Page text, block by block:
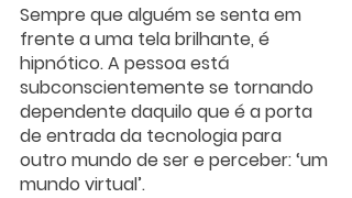
Sempre que alguém se senta em
frente a uma tela brilhante, é
hipnótico. A pessoa está
subconscientemente se tornando
dependente daquilo que é a porta
de entrada da tecnologia para
outro mundo de ser e perceber: ‘um
mundo virtual’.